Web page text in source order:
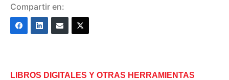
Compartir en:
LIBROS DIGITALES Y OTRAS HERRAMIENTAS